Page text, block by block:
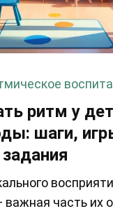
ритм у
шаги,
важная часть их